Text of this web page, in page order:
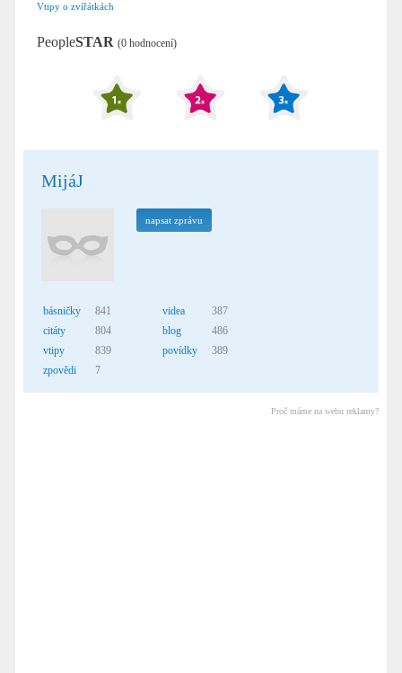
Vtipy o zvířátkách
PeopleSTAR (0 hodnocení)
MijáJ
napsat zprávu
básničky
841
citáty
804
vtipy
839
zpovědi
7
videa
387
blog
486
povídky
389
Proč máme na webu reklamy?